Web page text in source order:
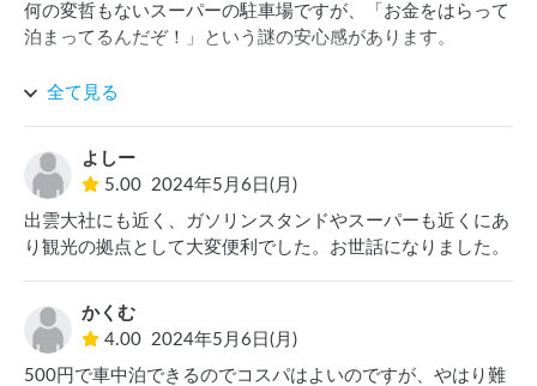
何の変哲もないスーパーの駐車場ですが、「お金をはらって
泊まってるんだぞ！」という謎の安心感があります。
トイレは近くのコンビニにお借りするのですが、大通りに面
島根県外からきている私達にとってスーパーで売られている
ものは珍しく感じられ、楽しかったのですが、前年度末でス
ーパーが退店しているとのことで、少し寂しかったです。
全て見る
よしー
5.00 2024年5月6日(月)
出雲大社にも近く、ガソリンスタンドやスーパーも近くにあ
り観光の拠点として大変便利でした。お世話になりました。
かくむ
4.00 2024年5月6日(月)
500円で車中泊できるのでコスパはよいのですが、やはり難